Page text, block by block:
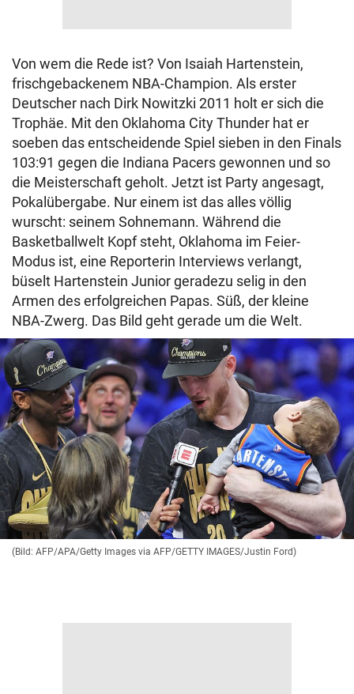
Von wem die Rede ist? Von Isaiah Hartenstein,
frischgebackenem NBA-Champion. Als erster
Deutscher nach Dirk Nowitzki 2011 holt er sich die
Trophäe. Mit den Oklahoma City Thunder hat er
soeben das entscheidende Spiel sieben in den Finals
103:91 gegen die Indiana Pacers gewonnen und so
die Meisterschaft geholt. Jetzt ist Party angesagt,
Pokalübergabe. Nur einem ist das alles völlig
wurscht: seinem Sohnemann. Während die
Basketballwelt Kopf steht, Oklahoma im Feier-
Modus ist, eine Reporterin Interviews verlangt,
büselt Hartenstein Junior geradezu selig in den
Armen des erfolgreichen Papas. Süß, der kleine
NBA-Zwerg. Das Bild geht gerade um die Welt.
(Bild: AFP/APA/Getty Images via AFP/GETTY IMAGES/Justin Ford)